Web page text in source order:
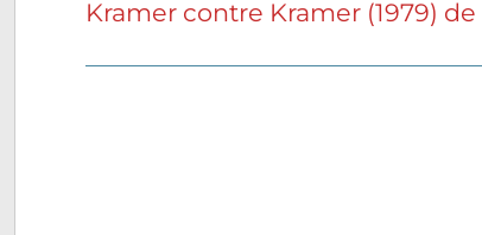
Publication
Kramer contre Kramer (1979)